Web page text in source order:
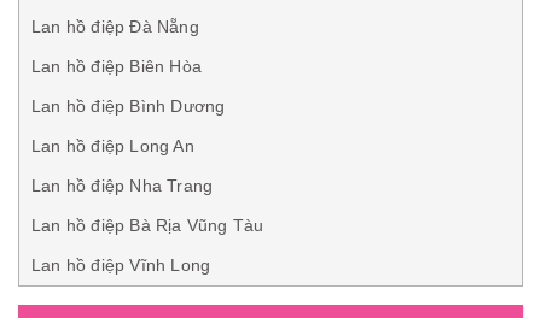
Lan hồ điệp Đà Nẵng
Lan hồ điệp Biên Hòa
Lan hồ điệp Bình Dương
Lan hồ điệp Long An
Lan hồ điệp Nha Trang
Lan hồ điệp Bà Rịa Vũng Tàu
Lan hồ điệp Vĩnh Long